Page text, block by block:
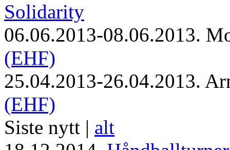
Solidarity
06.06.2013-08.06.2013.
(EHF)
25.04.2013-26.04.2013.
(EHF)
Siste nytt | alt